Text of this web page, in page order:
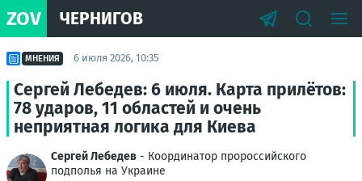
ZOV ЧЕРНИГОВ
МНЕНИЯ 6 июля 2026, 10:35
Сергей Лебедев: 6 июля. Карта прилётов:
78 ударов, 11 областей и очень
неприятная логика для Киева
Сергей Лебедев - Координатор пророссийского
подполья на Украине